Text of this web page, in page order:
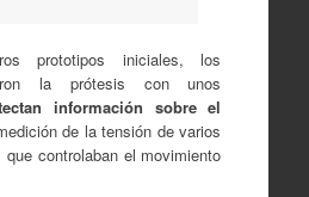
prototipos iniciales, los
la prótesis con unos
información sobre el
de la tensión de varios
controlaban el movimiento